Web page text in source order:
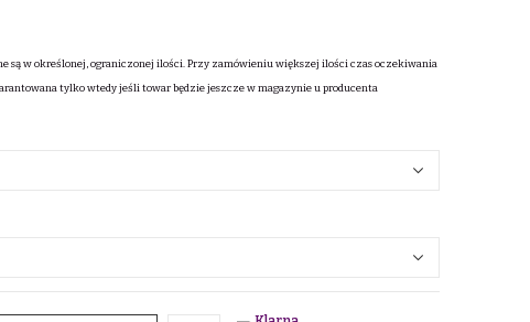
są w określonej, ograniczonej ilości. Przy zamówieniu większej ilości czas oczekiwania
tylko wtedy jeśli towar będzie jeszcze w magazynie u producenta